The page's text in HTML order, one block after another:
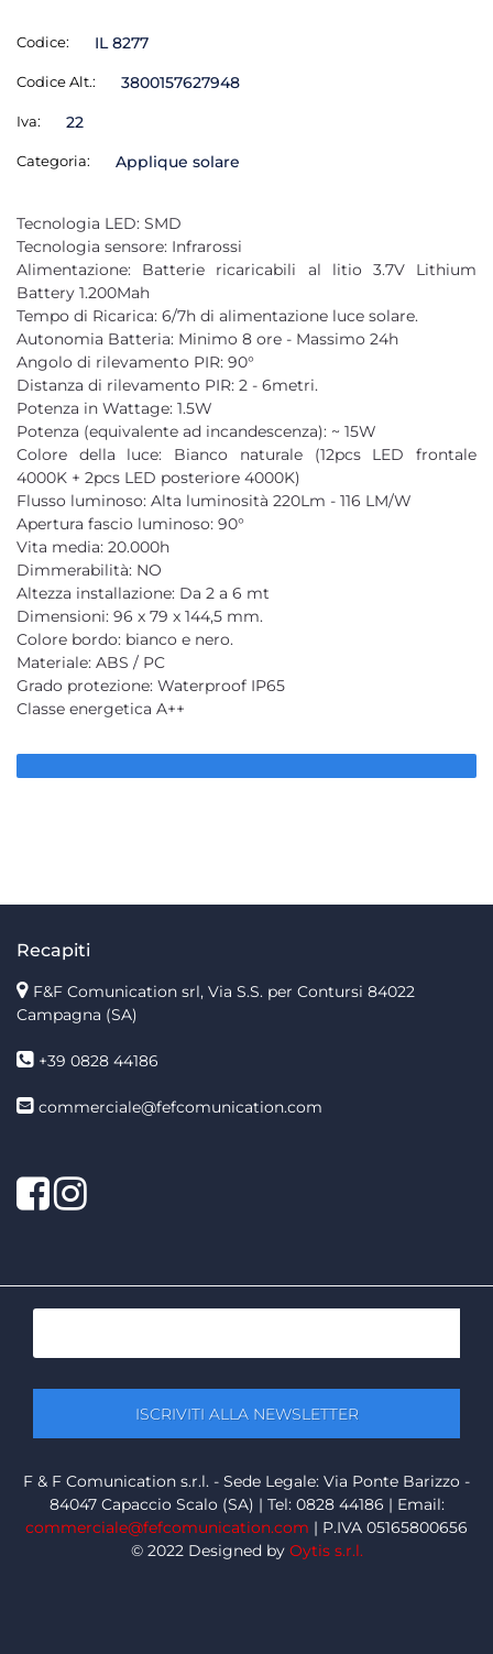
Codice: IL 8277
Codice Alt.: 3800157627948
Iva: 22
Categoria: Applique solare
Tecnologia LED: SMD
Tecnologia sensore: Infrarossi
Alimentazione: Batterie ricaricabili al litio 3.7V Lithium
Battery 1.200Mah
Tempo di Ricarica: 6/7h di alimentazione luce solare.
Autonomia Batteria: Minimo 8 ore - Massimo 24h
Angolo di rilevamento PIR: 90°
Distanza di rilevamento PIR: 2 - 6metri.
Potenza in Wattage: 1.5W
Potenza (equivalente ad incandescenza): ~ 15W
Colore della luce: Bianco naturale (12pcs LED frontale
4000K + 2pcs LED posteriore 4000K)
Flusso luminoso: Alta luminosità 220Lm - 116 LM/W
Apertura fascio luminoso: 90°
Vita media: 20.000h
Dimmerabilità: NO
Altezza installazione: Da 2 a 6 mt
Dimensioni: 96 x 79 x 144,5 mm.
Colore bordo: bianco e nero.
Materiale: ABS / PC
Grado protezione: Waterproof IP65
Classe energetica A++
Recapiti
F&F Comunication srl, Via S.S. per Contursi 84022
Campagna (SA)
+39 0828 44186
commerciale@fefcomunication.com
Facebook
Twitter
F & F Comunication s.r.l. - Sede Legale: Via Ponte Barizzo -
84047 Capaccio Scalo (SA) | Tel: 0828 44186 | Email:
commerciale@fefcomunication.com | P.IVA 05165800656
© 2022 Designed by Oytis s.r.l.